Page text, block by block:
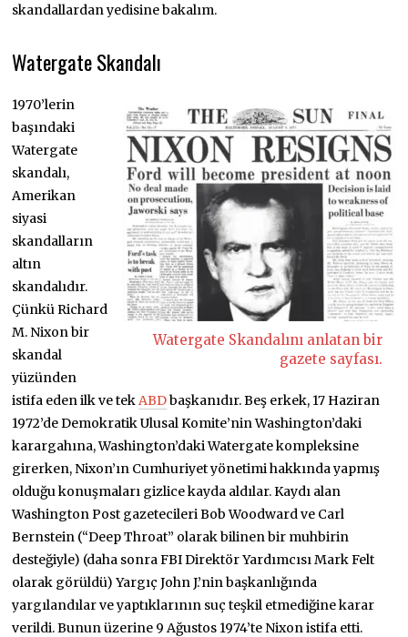
skandallardan yedisine bakalım.
Watergate Skandalı
Watergate Skandalını anlatan bir
gazete sayfası.
1970’lerin
başındaki
Watergate
skandalı,
Amerikan
siyasi
skandalların
altın
skandalıdır.
Çünkü Richard
M. Nixon bir
skandal
yüzünden
istifa eden ilk ve tek ABDbaşkanıdır. Beş erkek, 17 Haziran
1972’de Demokratik Ulusal Komite’nin Washington’daki
karargahına, Washington’daki Watergate kompleksine
girerken, Nixon’ın Cumhuriyet yönetimi hakkında yapmış
olduğu konuşmaları gizlice kayda aldılar. Kaydı alan
Washington Post gazetecileri Bob Woodward ve Carl
Bernstein (“Deep Throat” olarak bilinen bir muhbirin
desteğiyle) (daha sonra FBI Direktör Yardımcısı Mark Felt
olarak görüldü) Yargıç John J.’nin başkanlığında
yargılandılar ve yaptıklarının suç teşkil etmediğine karar
verildi. Bunun üzerine 9 Ağustos 1974’te Nixon istifa etti.